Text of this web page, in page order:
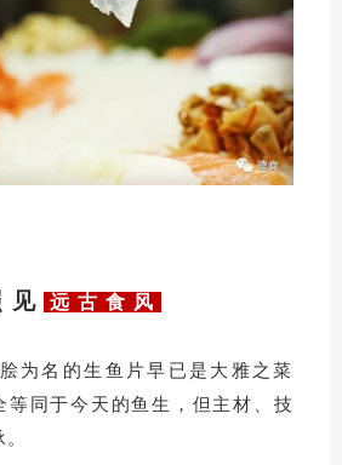
见 远 古 食 风
为名的生鱼片早已是大雅之菜
等同于今天的鱼生，但主材、技